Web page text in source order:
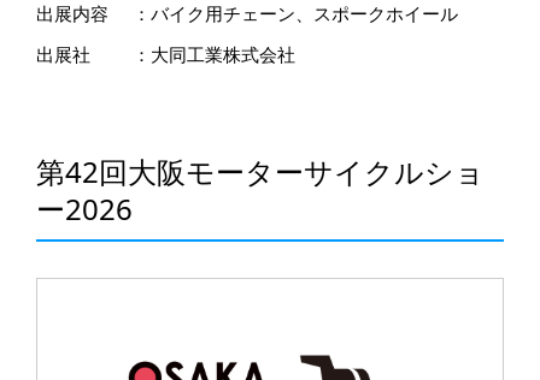
出展内容
： バイク用チェーン、スポークホイール
出展社
： 大同工業株式会社
第42回大阪モーターサイクルショ
ー2026